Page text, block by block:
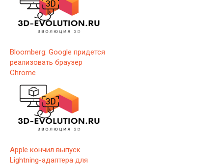
Bloomberg: Google придется
реализовать браузер
Chrome
Apple кончил выпуск
Lightning-адаптера для